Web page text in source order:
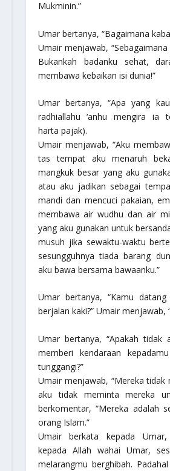
Mukminin.”
Umar bertanya, “Bagaimana
Umair menjawab,
Bukankah badanku sehat,
membawa kebaikan isi dunia!”
Umar bertanya, “Apa yang
radhiallahu ‘anhu mengira ia
harta pajak).
Umair menjawab, “Aku
tas tempat aku menaruh
mangkuk besar yang aku
atau aku jadikan sebagai
mandi dan mencuci pakaian,
membawa air wudhu dan air
yang aku gunakan untuk
musuh jika sewaktu-waktu
sesungguhnya tiada barang
aku bawa bersama bawaanku.”
Umar bertanya, “Kamu
berjalan kaki?” Umair menjawab,
Umar bertanya, “Apakah tidak
memberi kendaraan
tunggangi?”
Umair menjawab, “Mereka tidak
aku tidak meminta mereka
berkomentar, “Mereka adalah
orang Islam.”
Umair berkata kepada Umar,
kepada Allah wahai Umar,
melarangmu berghibah.